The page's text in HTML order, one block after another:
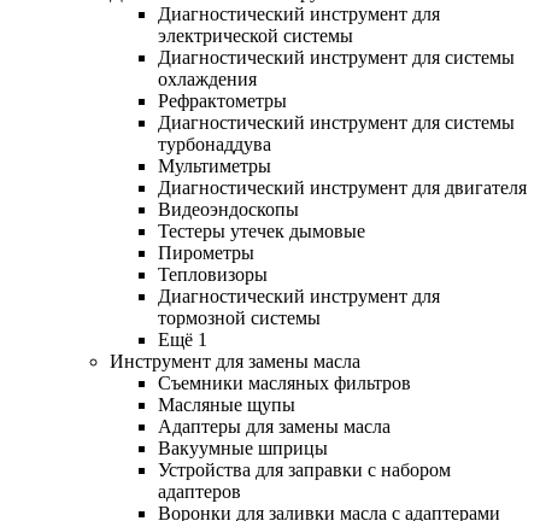
Диагностический инструмент для
электрической системы
Диагностический инструмент для системы
охлаждения
Рефрактометры
Диагностический инструмент для системы
турбонаддува
Мультиметры
Диагностический инструмент для двигателя
Видеоэндоскопы
Тестеры утечек дымовые
Пирометры
Тепловизоры
Диагностический инструмент для
тормозной системы
Ещё 1
Инструмент для замены масла
Съемники масляных фильтров
Масляные щупы
Адаптеры для замены масла
Вакуумные шприцы
Устройства для заправки с набором
адаптеров
Воронки для заливки масла с адаптерами